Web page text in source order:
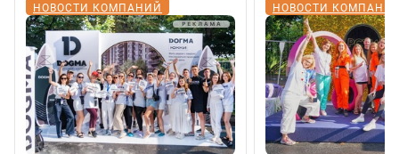
НОВОСТИ КОМПАНИЙ НОВОСТИ